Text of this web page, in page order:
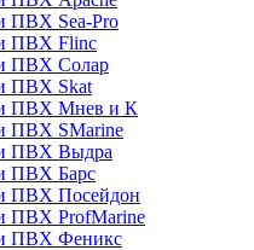
ПВХ Sea-Pro
ПВХ Flinc
ПВХ Солар
ПВХ Skat
ПВХ Мнев и К
ПВХ SMarine
ПВХ Выдра
ПВХ Барс
ПВХ Посейдон
ПВХ ProfMarine
ПВХ Феникс